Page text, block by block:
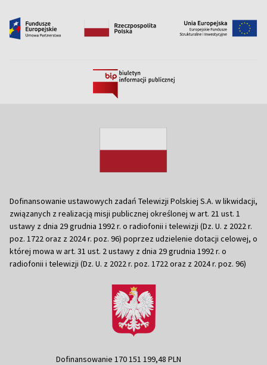
Dofinansowanie ustawowych zadań Telewizji Polskiej S.A. w likwidacji,
związanych z realizacją misji publicznej określonej w art. 21 ust. 1
ustawy z dnia 29 grudnia 1992 r. o radiofonii i telewizji (Dz. U. z 2022 r.
poz. 1722 oraz z 2024 r. poz. 96) poprzez udzielenie dotacji celowej, o
której mowa w art. 31 ust. 2 ustawy z dnia 29 grudnia 1992 r. o
radiofonii i telewizji (Dz. U. z 2022 r. poz. 1722 oraz z 2024 r. poz. 96)
Dofinansowanie 170 151 199,48 PLN